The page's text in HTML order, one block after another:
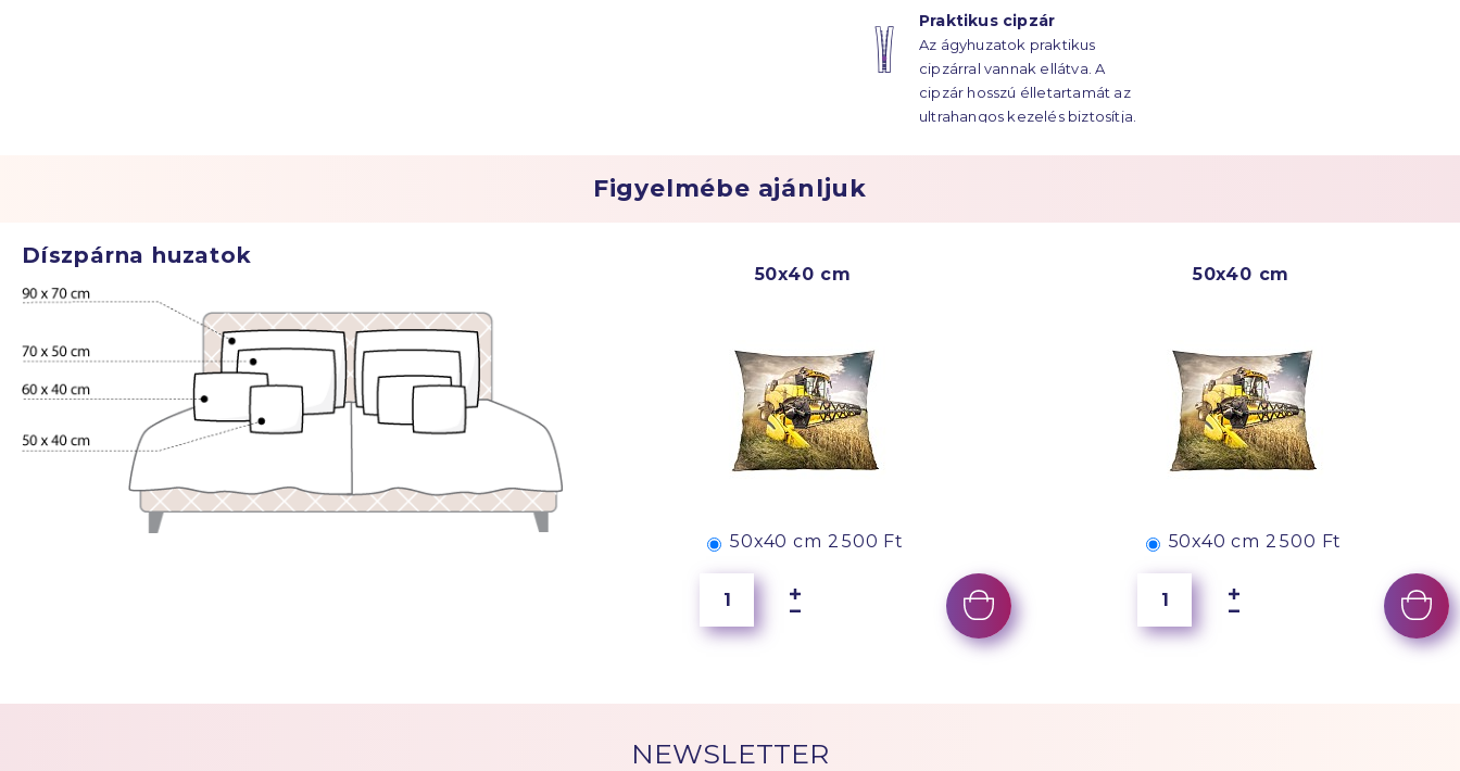
szál sűrűsségű kötésének
hála, az ágyhuzatok
élettartama évtizedekre
húzódik.
Praktikus cipzár
Az ágyhuzatok praktikus
cipzárral vannak ellátva. A
cipzár hosszú élletartamát az
ultrahangos kezelés biztosítja.
Figyelmébe ajánljuk
Díszpárna huzatok
50x40 cm
50x40 cm 2 500 Ft
50x40 cm
50x40 cm 2 500 Ft
NEWSLETTER